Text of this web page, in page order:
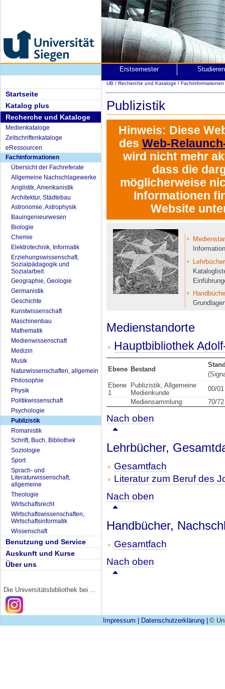
Startseite
Katalog plus
Recherche und Kataloge
Medienkataloge
Zeitschriftenkataloge
eRessourcen
Fachinformationen
Übersicht der Fachreferate
Allgemeine Nachschlagewerke
Anglistik, Amerikanistik
Architektur, Städtebau
Astronomie, Astrophysik
Bauingenieurwesen
Biologie
Chemie
Elektrotechnik, Informatik
Erziehungswissenschaft,
Sozialpädagogik und
Sozialarbeit
Geographie, Geologie
Germanistik
Geschichte
Kunstwissenschaft
Maschinenbau
Mathematik
Medienwissenschaft
Medizin
Musik
Naturwissenschaften, allgemein
Philosophie
Physik
Politikwissenschaft
Psychologie
Publizistik
Romanistik
Schrift, Buch, Bibliothek
Soziologie
Sport
Sprach- und
Literaturwissenschaft,
allgemeine
Theologie
Wirtschaftsrecht
Wirtschaftswissenschaften,
Wirtschaftsinformatik
Wissenschaft
Benutzung und Service
Auskunft und Kurse
Über uns
Die Universitätsbibliothek bei ...
Erstsemester
UB / Recherche und Kataloge / Fachinformationen
Publizistik
Hinweis: Diese
des Web-
wird nicht mehr
dass die
möglicherweise
Informationen
Website
Medienstandorte
Hauptbibliothek
Ebene Bestand
Ebene
1
Publizistik, Allgemeine
Medienkunde
00/01
Mediensammlung
70/72
Nach oben
Lehrbücher,
Gesamtfach
Literatur zum Beruf des
Nach oben
Handbücher,
Gesamtfach
Nach oben
Impressum Datenschutzerklärung ©